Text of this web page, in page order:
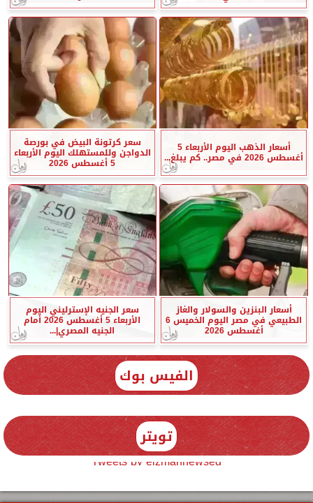
أسعار الذهب اليوم الأربعاء 5
أغسطس 2026 في مصر.. كم يبلغ...
سعر كرتونة البيض في بورصة
الدواجن وللمستهلك اليوم الأربعاء
5 أغسطس 2026
أسعار البنزين والسولار والغاز
الطبيعي في مصر اليوم الخميس 6
أغسطس 2026
سعر الجنيه الإسترليني اليوم
الأربعاء 5 أغسطس 2026 أمام
الجنيه المصري|...
الفيس بوك
تويتر
Tweets by elzmannewseg